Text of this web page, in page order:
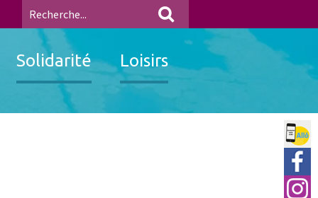
Solidarité Loisirs
Allo
Ville